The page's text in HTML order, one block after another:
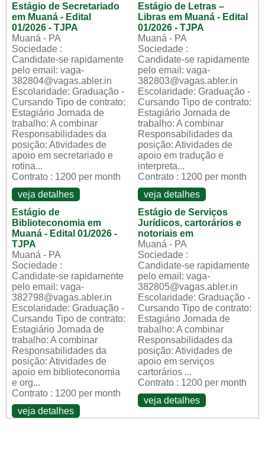
Estágio de Secretariado
em Muaná - Edital
01/2026 - TJPA
Muaná - PA
Sociedade :
Candidate-se rapidamente
pelo email: vaga-
382804@vagas.abler.in
Escolaridade: Graduação -
Cursando Tipo de contrato:
Estagiário Jornada de
trabalho: A combinar
Responsabilidades da
posição: Atividades de
apoio em secretariado e
rotina...
Contrato : 1200 per month
veja detalhes
Estágio de Letras –
Libras em Muaná - Edital
01/2026 - TJPA
Muaná - PA
Sociedade :
Candidate-se rapidamente
pelo email: vaga-
382803@vagas.abler.in
Escolaridade: Graduação -
Cursando Tipo de contrato:
Estagiário Jornada de
trabalho: A combinar
Responsabilidades da
posição: Atividades de
apoio em tradução e
interpreta...
Contrato : 1200 per month
veja detalhes
Estágio de
Biblioteconomia em
Muaná - Edital 01/2026 -
TJPA
Muaná - PA
Sociedade :
Candidate-se rapidamente
pelo email: vaga-
382798@vagas.abler.in
Escolaridade: Graduação -
Cursando Tipo de contrato:
Estagiário Jornada de
trabalho: A combinar
Responsabilidades da
posição: Atividades de
apoio em biblioteconomia
e org...
Contrato : 1200 per month
veja detalhes
Estágio de Serviços
Jurídicos, cartorários e
notoriais em
Muaná - PA
Sociedade :
Candidate-se rapidamente
pelo email: vaga-
382805@vagas.abler.in
Escolaridade: Graduação -
Cursando Tipo de contrato:
Estagiário Jornada de
trabalho: A combinar
Responsabilidades da
posição: Atividades de
apoio em serviços
cartorários ...
Contrato : 1200 per month
veja detalhes